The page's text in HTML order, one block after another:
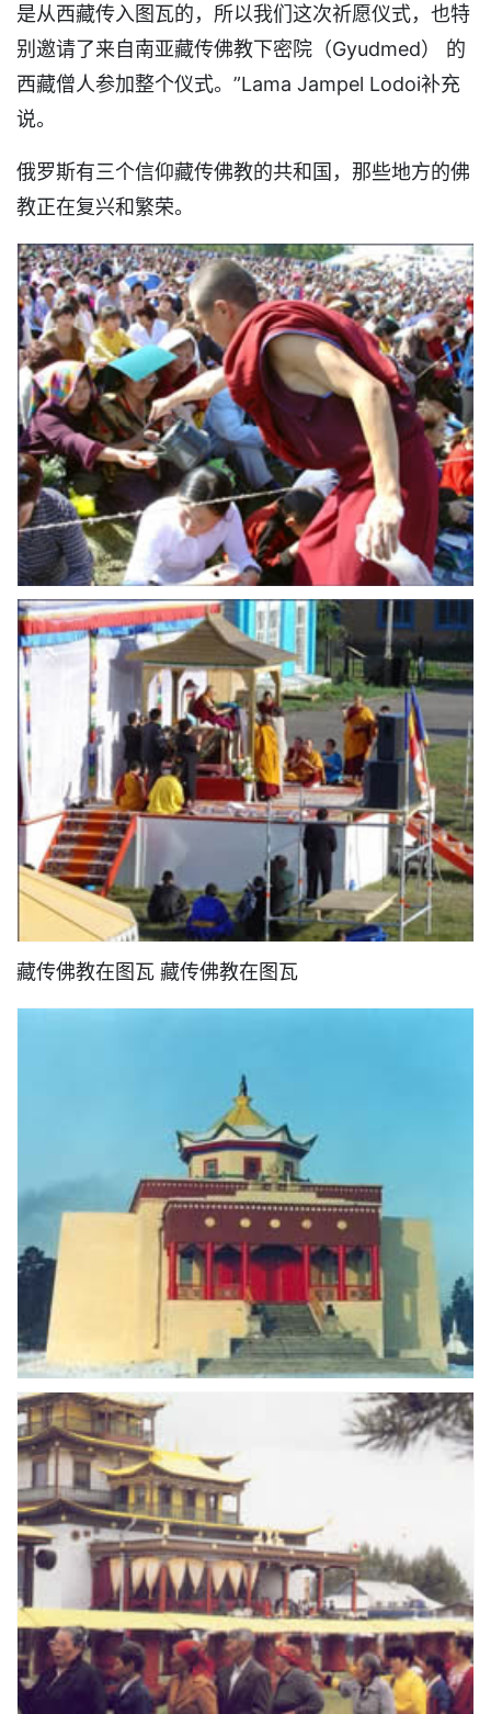
是从西藏传入图瓦的，所以我们这次祈愿仪式，也特
别邀请了来自南亚藏传佛教下密院（Gyudmed） 的
西藏僧人参加整个仪式。”Lama Jampel Lodoi补充
说。
俄罗斯有三个信仰藏传佛教的共和国，那些地方的佛
教正在复兴和繁荣。
藏传佛教在图瓦 藏传佛教在图瓦